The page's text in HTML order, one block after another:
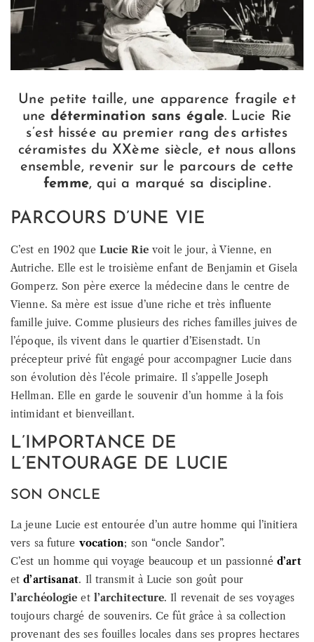
Une petite taille, une apparence fragile et
unedétermination sans égale. Lucie Rie
s’est hissée au premier rang des artistes
céramistes du XXème siècle, et nous allons
ensemble, revenir sur le parcours de cette
femme, qui a marqué sa discipline.
PARCOURS D’UNE VIE
C’est en 1902 que Lucie Rievoit le jour, à Vienne, en
Autriche. Elle est le troisième enfant de Benjamin et Gisela
Gomperz. Son père exerce la médecine dans le centre de
Vienne. Sa mère est issue d’une riche et très influente
famille juive. Comme plusieurs des riches familles juives de
l’époque, ils vivent dans le quartier d’Eisenstadt. Un
précepteur privé fût engagé pour accompagner Lucie dans
son évolution dès l’école primaire. Il s’appelle Joseph
Hellman. Elle en garde le souvenir d’un homme à la fois
intimidant et bienveillant.
L’IMPORTANCE DE
L’ENTOURAGE DE LUCIE
SON ONCLE
La jeune Lucie est entourée d’un autre homme qui l’initiera
vers sa future vocation; son “oncle Sandor”.
C’est un homme qui voyage beaucoup et un passionnéd’art
etd’artisanat. Il transmit à Lucie son goût pour
l’archéologie et l’architecture. Il revenait de ses voyages
toujours chargé de souvenirs. Ce fût grâce à sa collection
provenant des ses fouilles locales dans ses propres hectares